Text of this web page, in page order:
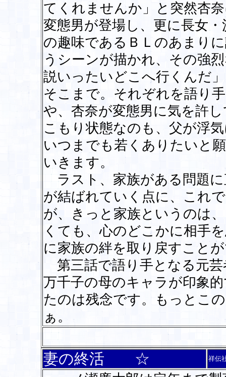
てくれませんか」と突然杏
変態男が登場し、更に長女
の趣味であるＢＬのあまり
うシーンが描かれ、その強
説いったいどこへ行くんだ
そこまで。それぞれを語り
や、杏奈が変態男に気を許
こもり状態なのも、父が浮
いつまでも若くありたいと
いきます。
ラスト、家族がある問題
が結ばれていく点に、これ
が、きっと家族というのは
くても、心のどこかに相手
に家族の絆を取り戻すこと
第三話で語り手となる元芸
万千子の母のキャラが印象
たのは残念です。もっとこ
ぁ。
妻の終活 ☆ 祥伝